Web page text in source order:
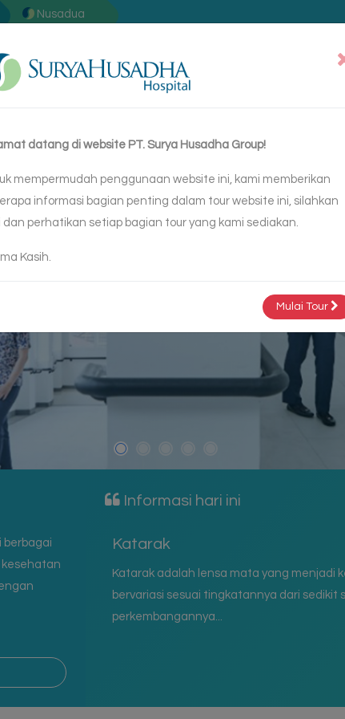
Nusadua
berbagai
Informasi hari ini
25 Manfaat Buah Jeruk Untuk
Manfaat buah jeruk sangat penting untuk
C ini dapat membuat tubuh lebih...
datang di website PT. Surya Husadha Group!
mempermudah penggunaan website ini, kami memberikan
informasi bagian penting dalam tour website ini, silahkan
dan perhatikan setiap bagian tour yang kami sediakan.
Kasih.
Mulai Tour